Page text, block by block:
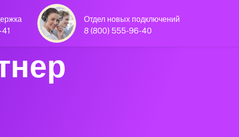
Отдел новых подключений
8 (800) 555-96-40